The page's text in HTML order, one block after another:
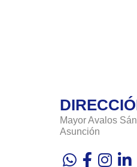
Mayor Avalos
Asunción